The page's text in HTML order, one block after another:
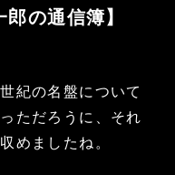
の通信簿】
紀の名盤について
ただろうに、それ
めましたね。